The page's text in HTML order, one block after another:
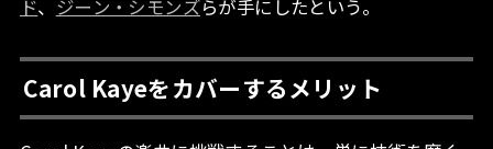
ド、 ジーン・シモンズらが手にしたという。
Carol Kayeをカバーするメリット